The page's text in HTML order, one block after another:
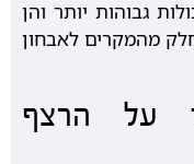
גבוהות יותר והן
מהמקרים לאבחון
על הרצף